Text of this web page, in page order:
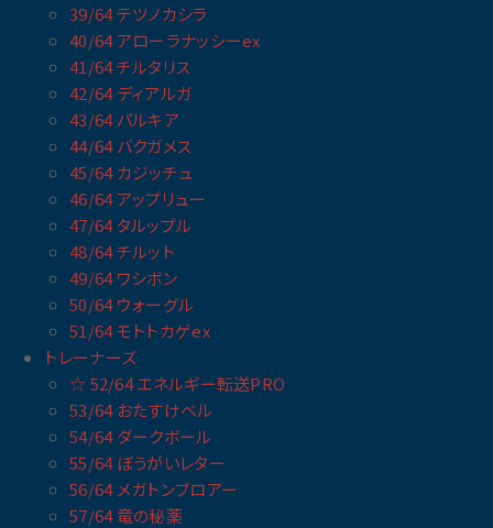
39/64 テツノカシラ
40/64 アローラナッシーex
41/64 チルタリス
42/64 ディアルガ
43/64 パルキア
44/64 バクガメス
45/64 カジッチュ
46/64 アップリュー
47/64 タルップル
48/64 チルット
49/64 ワシボン
50/64 ウォーグル
51/64 モトトカゲex
トレーナーズ
☆ 52/64 エネルギー転送PRO
53/64 おたすけベル
54/64 ダークボール
55/64 ぼうがいレター
56/64 メガトンブロアー
57/64 竜の秘薬